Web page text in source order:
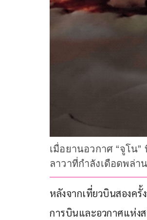
เมื่อยานอวกาศ “จูโน
ลาวาที่กำลังเดือดพล่าน
หลังจากเที่ยวบินสองค
การบินและอวกาศแห่ง